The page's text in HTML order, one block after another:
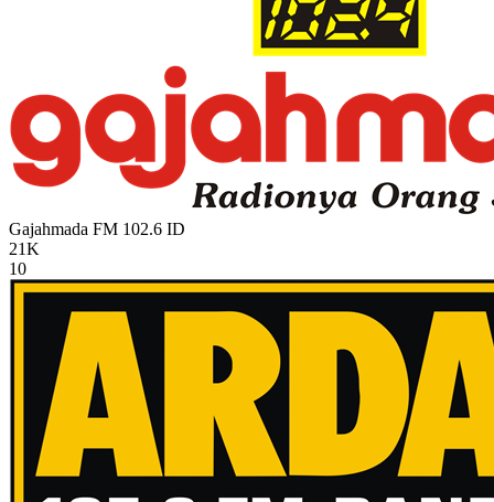
Gajahmada FM 102.6 ID
21K
10